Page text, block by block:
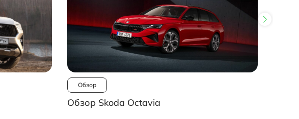
Обзор
Обзор Skoda Octavia